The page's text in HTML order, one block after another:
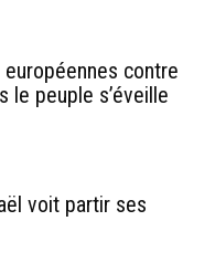
contre
le peuple s’éveille
voit partir ses